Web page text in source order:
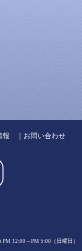
報 お問い合わせ
12:00～PM 5:00（日曜日）